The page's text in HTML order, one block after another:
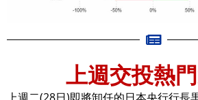
上週交投熱
上週二(28日)即將卸任的日本央行行長